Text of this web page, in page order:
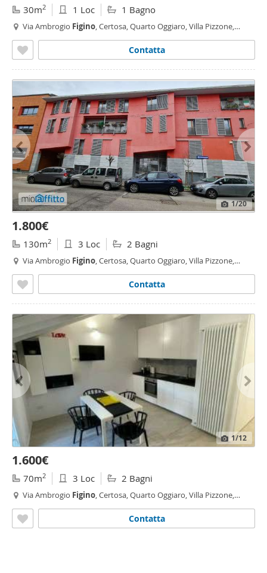
30m2 1 Loc 1 Bagno
Via Ambrogio Figino, Certosa, Quarto Oggiaro, Villa Pizzone,
Contatta
1/20
1.800€
130m2 3 Loc 2 Bagni
Via Ambrogio Figino, Certosa, Quarto Oggiaro, Villa Pizzone,
Contatta
1/12
1.600€
70m2 3 Loc 2 Bagni
Via Ambrogio Figino, Certosa, Quarto Oggiaro, Villa Pizzone,
Contatta